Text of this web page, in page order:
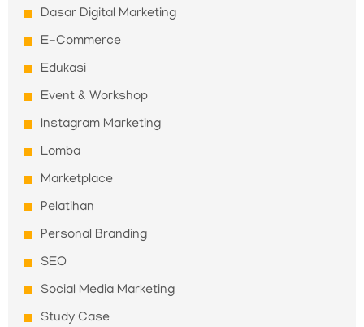
Dasar Digital Marketing
E-Commerce
Edukasi
Event & Workshop
Instagram Marketing
Lomba
Marketplace
Pelatihan
Personal Branding
SEO
Social Media Marketing
Study Case